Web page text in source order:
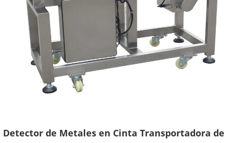
Detector de Metales en Cinta Transportadora de